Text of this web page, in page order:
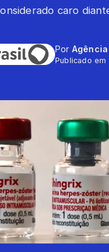
caro
Por
Publicado em